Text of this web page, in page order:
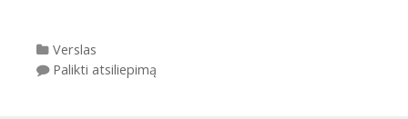
Kategorijos
Verslas
Palikti atsiliepimą